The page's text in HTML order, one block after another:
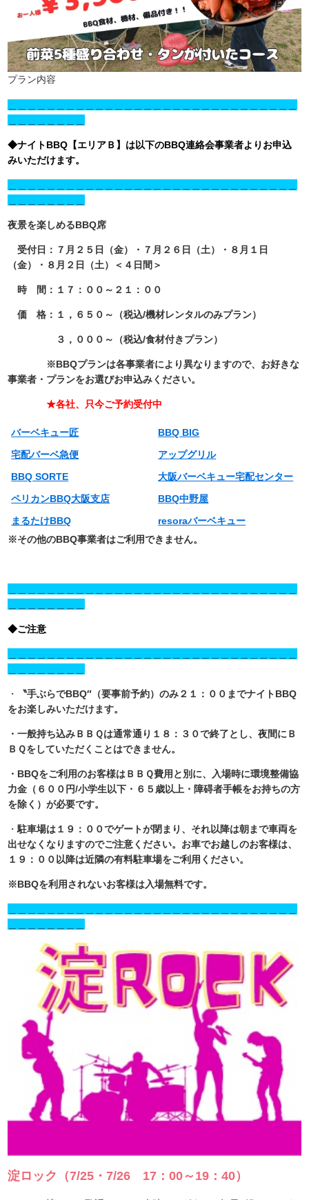
プラン内容
◆ナイトBBQ【エリアＢ】は以下のBBQ連絡会事業者よりお申込
みいただけます。
夜景を楽しめるBBQ席
受付日：７月２５日（金）・７月２６日（土）・８月１日
（金）
・８月２日（土）＜４日間＞
時 間：１７：００～２１：００
価 格：１，６５０～（税込/機材レンタルのみプラン）
３，０００～（税込/食材付きプラン）
※BBQプランは各事業者によ り異なりますので、お好きな
事業者・プランをお選びお申込みください。
★各社、只今ご予約受付中
バーベキュー匠
BBQ BIG
宅配バーベ急便
アップグリル
BBQ SORTE
大阪バーベキュー宅配センター
ペリカンBBQ大阪支店
BBQ中野屋
まるたけBBQ
resoraバーベキュー
※その他のBBQ事業者はご利用できません。
◆ご注意
・
〝手ぶらでBBQ″（要事前予約）のみ２１：００までナイトBBQ
をお楽しみいただけます。
・一般持ち込みＢＢＱは通常通り１８：３０で終了とし、夜間にＢ
ＢＱをしていただくことはできません。
・BBQをご利用のお客様はＢＢＱ費用と別に、入場時に環境整備協
力金 （６００円/小学生以下・６５歳以上・障碍者手帳をお持ちの方
を除く）が必要です。
・駐車場は１９：００でゲートが閉まり、それ以降は朝まで車両を
出せなくなりますのでご注意ください。お車でお越しのお客様は、
１９：００以降は近隣の有料駐車場をご利用ください。
※BBQを利用されないお客様は入場無料です。
淀ロック（7/25・7/26 17：00～19：40）